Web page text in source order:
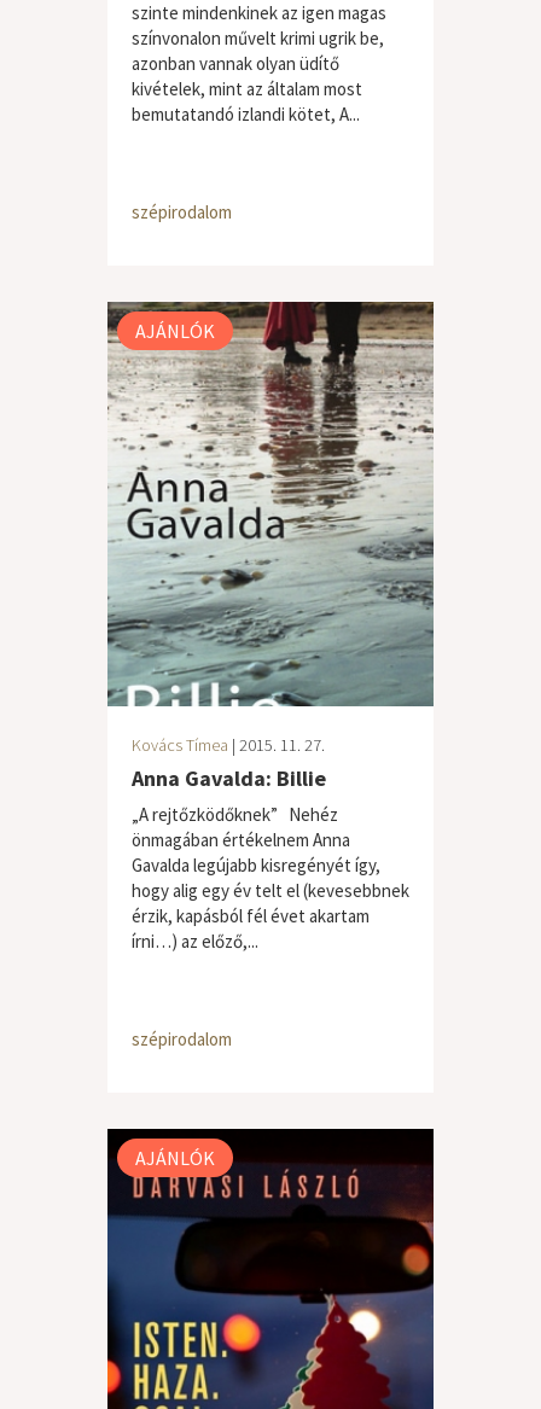
szinte mindenkinek az igen magas
színvonalon művelt krimi ugrik be,
azonban vannak olyan üdítő
kivételek, mint az általam most
bemutatandó izlandi kötet, A...
szépirodalom
AJÁNLÓK
Kovács Tímea | 2015. 11. 27.
Anna Gavalda: Billie
„A rejtőzködőknek” Nehéz
önmagában értékelnem Anna
Gavalda legújabb kisregényét így,
hogy alig egy év telt el (kevesebbnek
érzik, kapásból fél évet akartam
írni…) az előző,...
szépirodalom
AJÁNLÓK